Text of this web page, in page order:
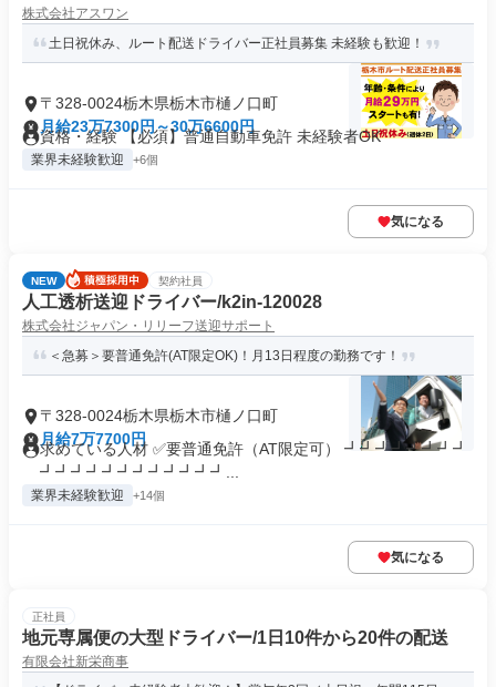
株式会社アスワン
土日祝休み、ルート配送ドライバー正社員募集 未経験も歓迎！
〒328-0024栃木県栃木市樋ノ口町
月給23万7300円～30万6600円
資格・経験 【必須】普通自動車免許 未経験者OK
業界未経験歓迎 +6個
気になる
NEW 契約社員
人工透析送迎ドライバー/k2in-120028
株式会社ジャパン・リリーフ送迎サポート
＜急募＞要普通免許(AT限定OK)！月13日程度の勤務です！
〒328-0024栃木県栃木市樋ノ口町
月給7万7700円
求めている人材 ✅要普通免許（AT限定可） ┛┛┛┛┛┛┛┛
┛┛┛┛┛┛┛┛┛┛┛┛...
業界未経験歓迎 +14個
気になる
正社員
地元専属便の大型ドライバー/1日10件から20件の配送
有限会社新栄商事